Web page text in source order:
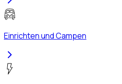
Einrichten und Campen